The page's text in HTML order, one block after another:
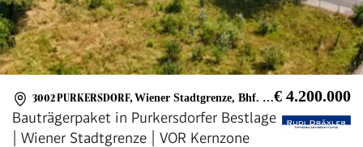
3002 PURKERSDORF, Wiener Stadtgrenze, Bhf. Purkersdorf Sanatorium € 4.200.000
Bauträgerpaket in Purkersdorfer Bestlage
| Wiener Stadtgrenze | VOR Kernzone